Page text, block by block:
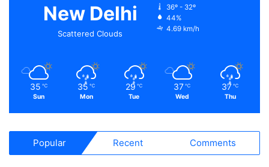
New Delhi
Scattered Clouds
36º - 32º
44%
4.69 km/h
35 ℃
Sun
35 ℃
Mon
29 ℃
Tue
37 ℃
Wed
37 ℃
Thu
Popular Recent Comments